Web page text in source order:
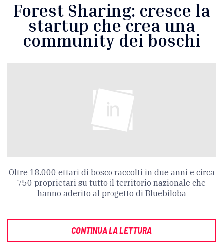
Forest Sharing: cresce la
startup che crea una
community dei boschi
Oltre 18.000 ettari di bosco raccolti in due anni e circa
750 proprietari su tutto il territorio nazionale che
hanno aderito al progetto di Bluebiloba
CONTINUA LA LETTURA